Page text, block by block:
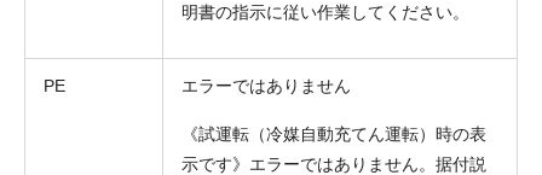
明書の指示に従い作業してください。
PE エラーではありません
《試運転（冷媒自動充てん運転）時の表
示です》エラーではありません。据付説